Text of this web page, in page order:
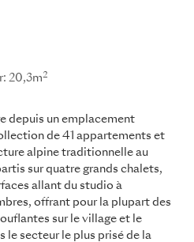
20,3m2
depuis un emplacement
de 41 appartements et
alpine traditionnelle au
sur quatre grands chalets,
allant du studio à
offrant pour la plupart des
sur le village et le
le secteur le plus prisé de la